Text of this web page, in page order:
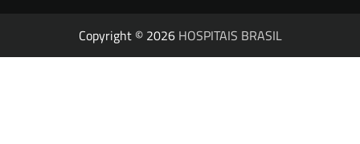
Copyright © 2026 HOSPITAIS BRASIL